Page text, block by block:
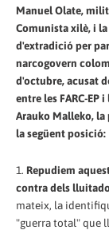
Manuel Olate,
Comunista xilè, i
d'extradició per
narcogovern
d'octubre, acusat
entre les FARC-EP
Arauko Malleko,
la següent posició:
1. Repudiem
contra dels
mateix, la
"guerra total" que